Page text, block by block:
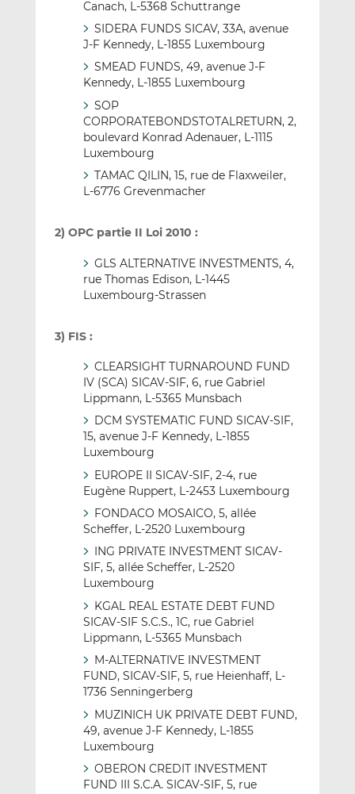
Canach, L-5368 Schuttrange
SIDERA FUNDS SICAV, 33A, avenue
J-F Kennedy, L-1855 Luxembourg
SMEAD FUNDS, 49, avenue J-F
Kennedy, L-1855 Luxembourg
SOP
CORPORATEBONDSTOTALRETURN, 2,
boulevard Konrad Adenauer, L-1115
Luxembourg
TAMAC QILIN, 15, rue de Flaxweiler,
L-6776 Grevenmacher
2) OPC partie II Loi 2010 :
GLS ALTERNATIVE INVESTMENTS, 4,
rue Thomas Edison, L-1445
Luxembourg-Strassen
3) FIS :
CLEARSIGHT TURNAROUND FUND
IV (SCA) SICAV-SIF, 6, rue Gabriel
Lippmann, L-5365 Munsbach
DCM SYSTEMATIC FUND SICAV-SIF,
15, avenue J-F Kennedy, L-1855
Luxembourg
EUROPE II SICAV-SIF, 2-4, rue
Eugène Ruppert, L-2453 Luxembourg
FONDACO MOSAICO, 5, allée
Scheffer, L-2520 Luxembourg
ING PRIVATE INVESTMENT SICAV-
SIF, 5, allée Scheffer, L-2520
Luxembourg
KGAL REAL ESTATE DEBT FUND
SICAV-SIF S.C.S., 1C, rue Gabriel
Lippmann, L-5365 Munsbach
M-ALTERNATIVE INVESTMENT
FUND, SICAV-SIF, 5, rue Heienhaff, L-
1736 Senningerberg
MUZINICH UK PRIVATE DEBT FUND,
49, avenue J-F Kennedy, L-1855
Luxembourg
OBERON CREDIT INVESTMENT
FUND III S.C.A. SICAV-SIF, 5, rue